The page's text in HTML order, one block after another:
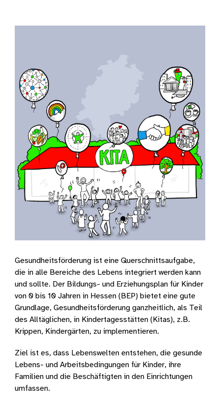
Gesundheitsförderung ist eine Querschnittsaufgabe,
die in alle Bereiche des Lebens integriert werden kann
und sollte. Der Bildungs- und Erziehungsplan für Kinder
von 0 bis 10 Jahren in Hessen (BEP) bietet eine gute
Grundlage, Gesundheitsförderung ganzheitlich, als Teil
des Alltäglichen, in Kindertagesstätten (Kitas), z.B.
Krippen, Kindergärten, zu implementieren.
Ziel ist es, dass Lebenswelten entstehen, die gesunde
Lebens- und Arbeitsbedingungen für Kinder, ihre
Familien und die Beschäftigten in den Einrichtungen
umfassen.